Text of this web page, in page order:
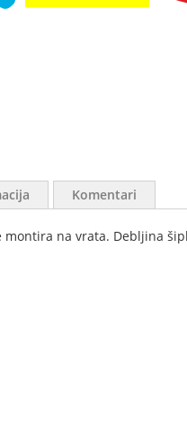
montira na vrata. Debljina
Komentari